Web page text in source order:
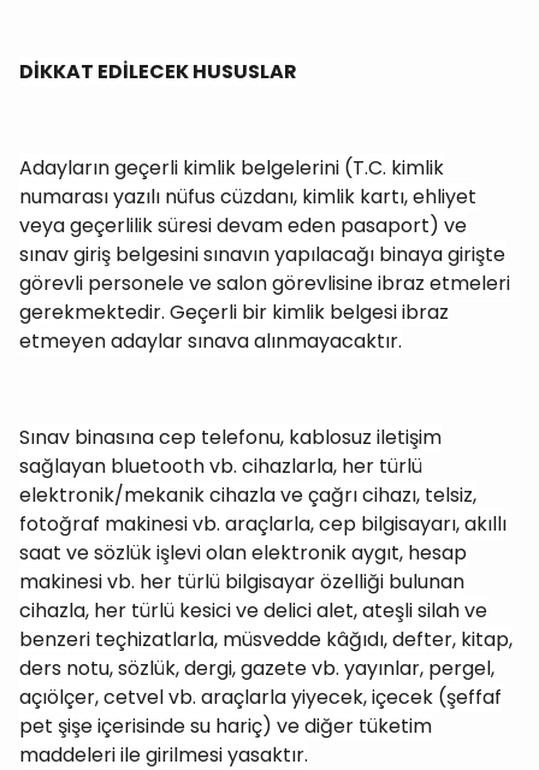
DİKKAT EDİLECEK HUSUSLAR
Adayların geçerli kimlik belgelerini (T.C. kimlik
numarası yazılı nüfus cüzdanı, kimlik kartı, ehliyet
veya geçerlilik süresi devam eden pasaport) ve
sınav giriş belgesini sınavın yapılacağı binaya girişte
görevli personele ve salon görevlisine ibraz etmeleri
gerekmektedir. Geçerli bir kimlik belgesi ibraz
etmeyen adaylar sınava alınmayacaktır.
Sınav binasına cep telefonu, kablosuz iletişim
sağlayan bluetooth vb. cihazlarla, her türlü
elektronik/mekanik cihazla ve çağrı cihazı, telsiz,
fotoğraf makinesi vb. araçlarla, cep bilgisayarı, akıllı
saat ve sözlük işlevi olan elektronik aygıt, hesap
makinesi vb. her türlü bilgisayar özelliği bulunan
cihazla, her türlü kesici ve delici alet, ateşli silah ve
benzeri teçhizatlarla, müsvedde kâğıdı, defter, kitap,
ders notu, sözlük, dergi, gazete vb. yayınlar, pergel,
açıölçer, cetvel vb. araçlarla yiyecek, içecek (şeffaf
pet şişe içerisinde su hariç) ve diğer tüketim
maddeleri ile girilmesi yasaktır.